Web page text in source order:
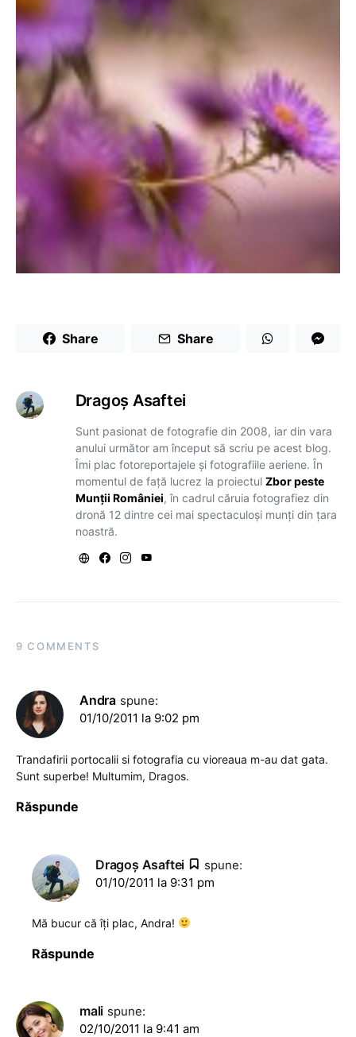
Share Share
Dragoş Asaftei
Sunt pasionat de fotografie din 2008, iar din vara
anului următor am început să scriu pe acest blog.
Îmi plac fotoreportajele și fotografiile aeriene. În
momentul de față lucrez la proiectul Zbor peste
Munții României, în cadrul căruia fotografiez din
dronă 12 dintre cei mai spectaculoși munți din țara
noastră.
9 COMMENTS
Andra spune:
01/10/2011 la 9:02 pm
Trandafirii portocalii si fotografia cu vioreaua m-au dat gata.
Sunt superbe! Multumim, Dragos.
Răspunde
Dragoş Asaftei
spune:
01/10/2011 la 9:31 pm
Mă bucur că îți plac, Andra!
Răspunde
mali spune:
02/10/2011 la 9:41 am